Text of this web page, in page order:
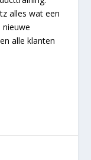
alles wat een
alle klanten